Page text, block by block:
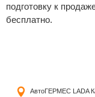
подготовку к
бесплатно.
АвтоГЕРМЕС LADA